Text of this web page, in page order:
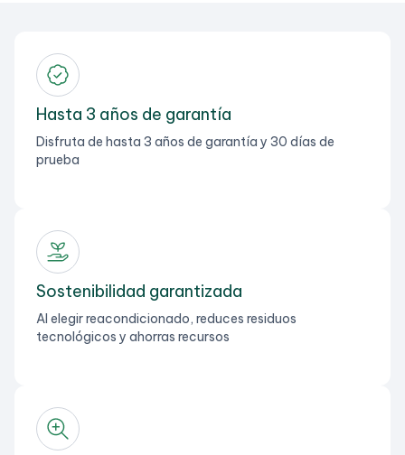
Hasta 3 años de garantía
Disfruta de hasta 3 años de garantía y 30 días de
prueba
Sostenibilidad garantizada
Al elegir reacondicionado, reduces residuos
tecnológicos y ahorras recursos